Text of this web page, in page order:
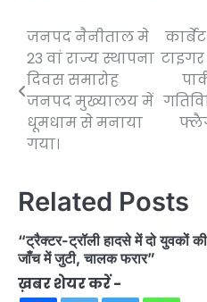
Post
navigation
जनपद नैनीताल मे
23 वां राज्य स्थापना
दिवस समारोह
जनपद मुख्यालय में
धूमधाम से मनाया
गया।
Related Posts
“ट्रैक्टर-ट्रॉली हादसे में दो युवकों
जाँच में जुटी, चालक फरार”
ख़बर शेयर करें -